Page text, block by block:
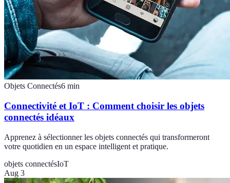
Objets Connectés6 min
Connectivité et IoT : Comment choisir les objets
connectés idéaux
Apprenez à sélectionner les objets connectés qui transformeront
votre quotidien en un espace intelligent et pratique.
objets connectésIoT
Aug 3